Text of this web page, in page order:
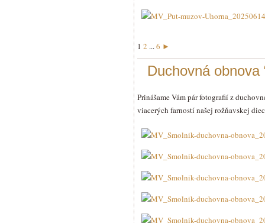
1 2 ...6 ►
Duchovná obnova
Prinášame Vám pár fotografií z
viacerých farností našej rožňavskej